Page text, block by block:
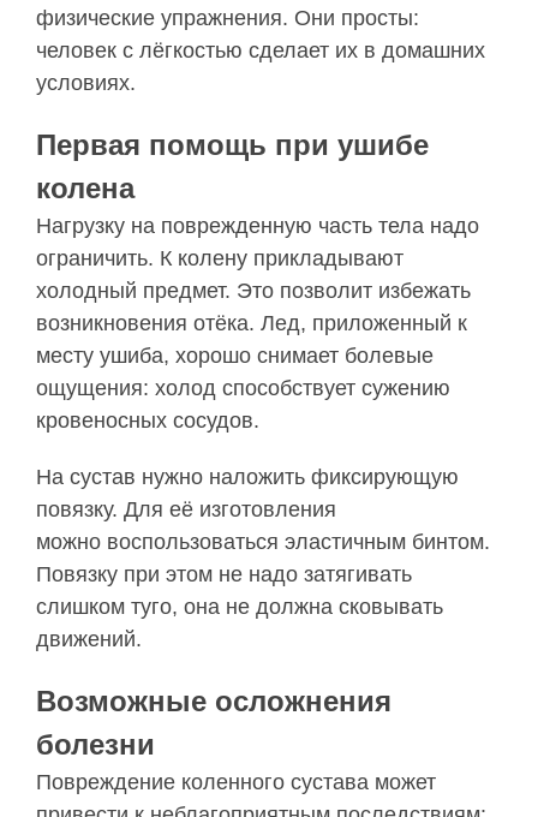
физические упражнения. Они просты:
человек с лёгкостью сделает их в домашних
условиях.
Первая помощь при ушибе
колена
Нагрузку на поврежденную часть тела надо
ограничить. К колену прикладывают
холодный предмет. Это позволит избежать
возникновения отёка. Лед, приложенный к
месту ушиба, хорошо снимает болевые
ощущения: холод способствует сужению
кровеносных сосудов.
На сустав нужно наложить фиксирующую
повязку. Для её изготовления
можно воспользоваться эластичным бинтом.
Повязку при этом не надо затягивать
слишком туго, она не должна сковывать
движений.
Возможные осложнения
болезни
Повреждение коленного сустава может